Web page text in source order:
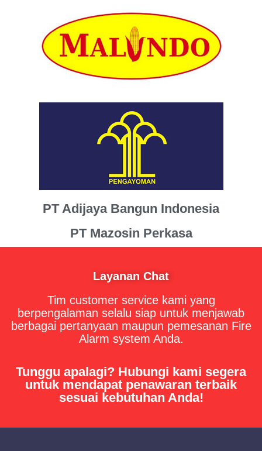
PT Adijaya Bangun Indonesia
PT Mazosin Perkasa
Layanan Chat
Tim customer service kami yang
berpengalaman selalu siap untuk menjawab
berbagai pertanyaan maupun pemesanan Fire
Alarm system Anda.
Tunggu apalagi? Hubungi kami segera
untuk mendapat penawaran terbaik
sesuai kebutuhan Anda!